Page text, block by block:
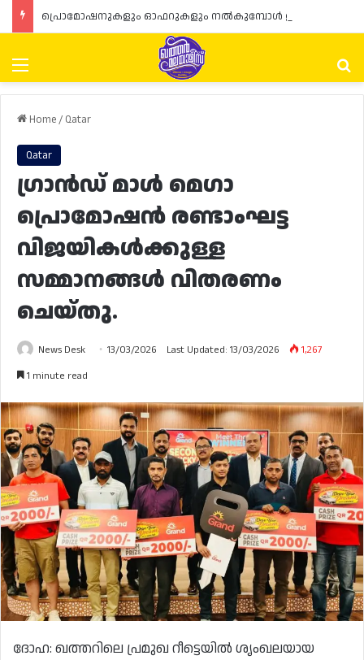
Menu
Home/ Qatar
Qatar
ഗ്രാൻഡ് മാൾ മെഗാ
പ്രൊമോഷൻ രണ്ടാംഘട്ട
വിജയികൾക്കുള്ള
സമ്മാനങ്ങൾ വിതരണം
ചെയ്തു.
News Desk 13/03/2026 Last Updated: 13/03/2026
1,267
1 minute read
ദോഹ: ഖത്തറിലെ പ്രമുഖ റീട്ടെയിൽ ശൃംഖലയായ